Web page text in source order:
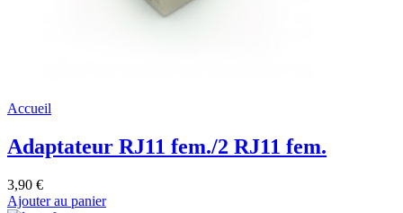
Accueil
Adaptateur RJ11 fem./2 RJ11 fem.
3,90 €
Ajouter au panier